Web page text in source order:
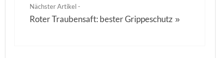
Nächster Artikel -
Roter Traubensaft: bester Grippeschutz »